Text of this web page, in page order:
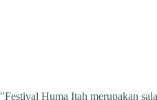
"Festival Huma Itah merupakan